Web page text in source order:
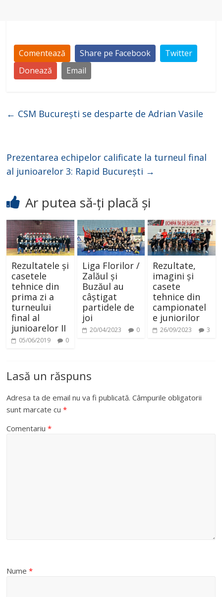
Comentează Share pe Facebook
Twitter
Donează
Email
← CSM București se desparte de Adrian Vasile
Prezentarea echipelor calificate la turneul final
al junioarelor 3: Rapid București →
Ar putea să-ți placă și
Rezultatele și
casetele
tehnice din
prima zi a
turneului
final al
junioarelor II
05/06/2019 0
Liga Florilor /
Zalăul și
Buzăul au
câștigat
partidele de
joi
20/04/2023 0
Rezultate,
imagini și
casete
tehnice din
campionatel
e juniorilor
26/09/2023 3
Lasă un răspuns
Adresa ta de email nu va fi publicată. Câmpurile obligatorii
sunt marcate cu*
Comentariu*
Nume*